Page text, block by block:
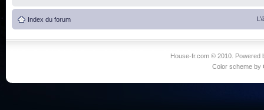
Index du forum
House-fr.com © 2010. Powered
Color scheme by